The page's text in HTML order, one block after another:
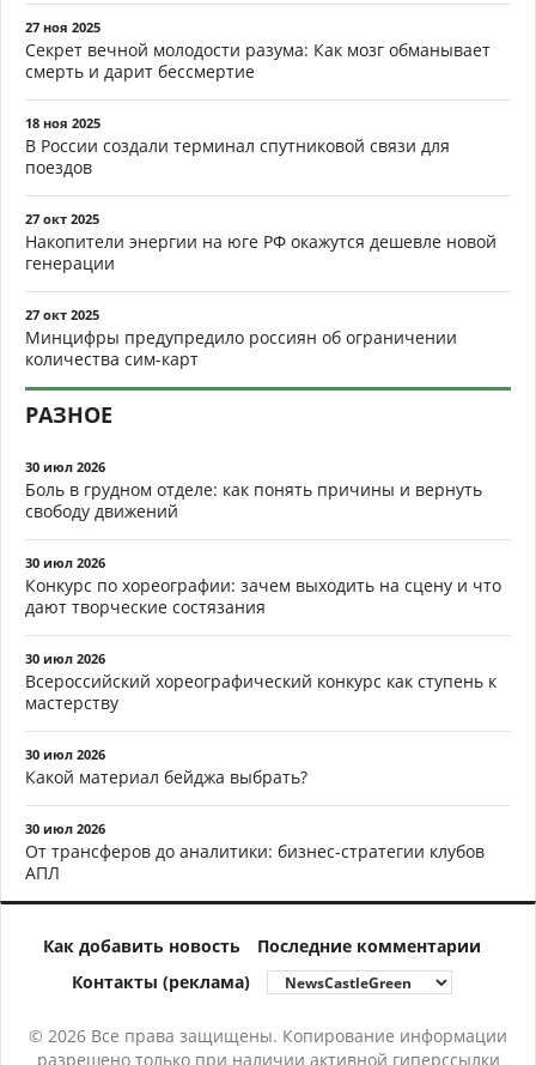
27 ноя 2025
Секрет вечной молодости разума: Как мозг обманывает
смерть и дарит бессмертие
18 ноя 2025
В России создали терминал спутниковой связи для
поездов
27 окт 2025
Накопители энергии на юге РФ окажутся дешевле новой
генерации
27 окт 2025
Минцифры предупредило россиян об ограничении
количества сим-карт
РАЗНОЕ
30 июл 2026
Боль в грудном отделе: как понять причины и вернуть
свободу движений
30 июл 2026
Конкурс по хореографии: зачем выходить на сцену и что
дают творческие состязания
30 июл 2026
Всероссийский хореографический конкурс как ступень к
мастерству
30 июл 2026
Какой материал бейджа выбрать?
30 июл 2026
От трансферов до аналитики: бизнес-стратегии клубов
АПЛ
Как добавить новость
Последние комментарии
Контакты (реклама)
© 2026 Все права защищены. Копирование информации
разрешено только при наличии активной гиперссылки